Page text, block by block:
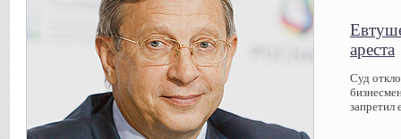
ареста
Суд
запретил